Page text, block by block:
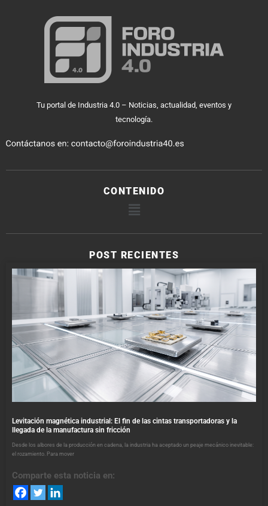
Tu portal de Industria 4.0 – Noticias, actualidad, eventos y
tecnología.
CONTENIDO
POST RECIENTES
Levitación magnética industrial: El fin de las cintas transportadoras y la
llegada de la manufactura sin fricción
Desde los albores de la producción en cadena, la industria ha aceptado un peaje mecánico inevitable:
el rozamiento. Para mover
Comparte esta noticia en: